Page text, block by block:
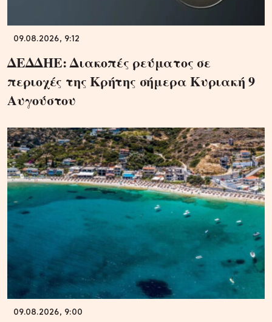
09.08.2026, 9:12
ΔΕΔΔΗΕ: Διακοπές ρεύματος σε
περιοχές της Κρήτης σήμερα Κυριακή 9
Αυγούστου
09.08.2026, 9:00